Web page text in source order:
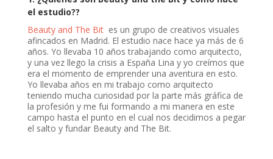
el estudio??
Beauty and The Bit es un grupo de creativos visuales
afincados en Madrid. El estudio nace hace ya más de 6
años. Yo llevaba 10 años trabajando como arquitecto,
y una vez llego la crisis a España Lina y yo creímos que
era el momento de emprender una aventura en esto.
Yo llevaba años en mi trabajo como arquitecto
teniendo mucha curiosidad por la parte más gráfica de
la profesión y me fui formando a mi manera en este
campo hasta el punto en el cual nos decidimos a pegar
el salto y fundar Beauty and The Bit.